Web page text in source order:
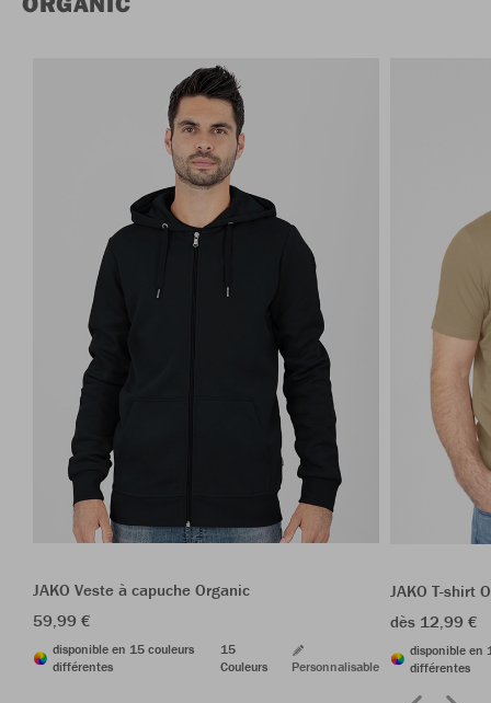
JAKO Veste à capuche Organic
59,99 €
disponible en 15 couleurs
différentes
15
Couleurs
Personnalisable
JAKO T-shirt
dès 12,99 €
disponible en
différentes